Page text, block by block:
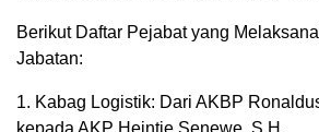
Berikut Daftar Pejabat yang
Jabatan:
1. Kabag Logistik: Dari AKBP